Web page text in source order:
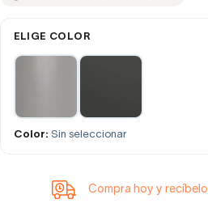
ELIGE COLOR
Color: Sin seleccionar
Compra hoy y